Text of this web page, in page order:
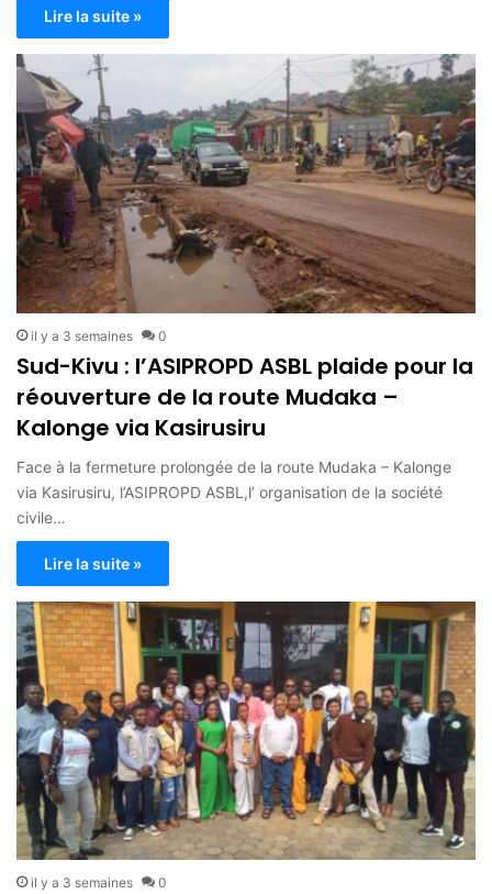
Lire la suite »
il y a 3 semaines 0
Sud-Kivu : l’ASIPROPD ASBL plaide pour la
réouverture de la route Mudaka –
Kalonge via Kasirusiru
Face à la fermeture prolongée de la route Mudaka – Kalonge
via Kasirusiru, l’ASIPROPD ASBL,l’ organisation de la société
civile…
Lire la suite »
il y a 3 semaines 0